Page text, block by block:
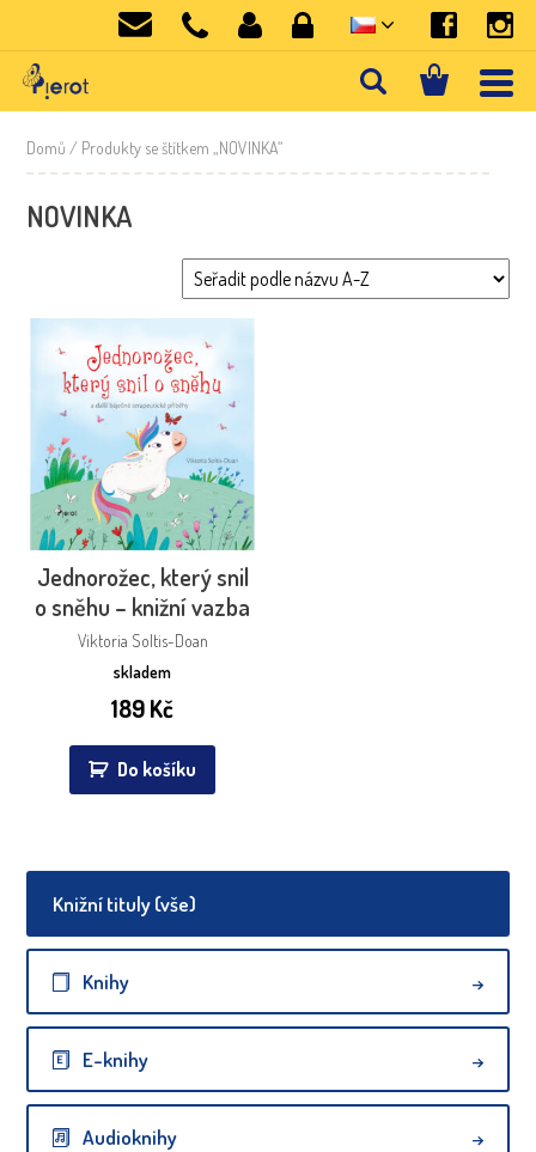
Knižní tituly (vše)
Knihy
E-knihy
Audioknihy
Domů / Produkty se štítkem „NOVINKA“
NOVINKA
Jednorožec, který snil
o sněhu – knižní vazba
Viktoria Soltis-Doan
skladem
189Kč
Do košíku